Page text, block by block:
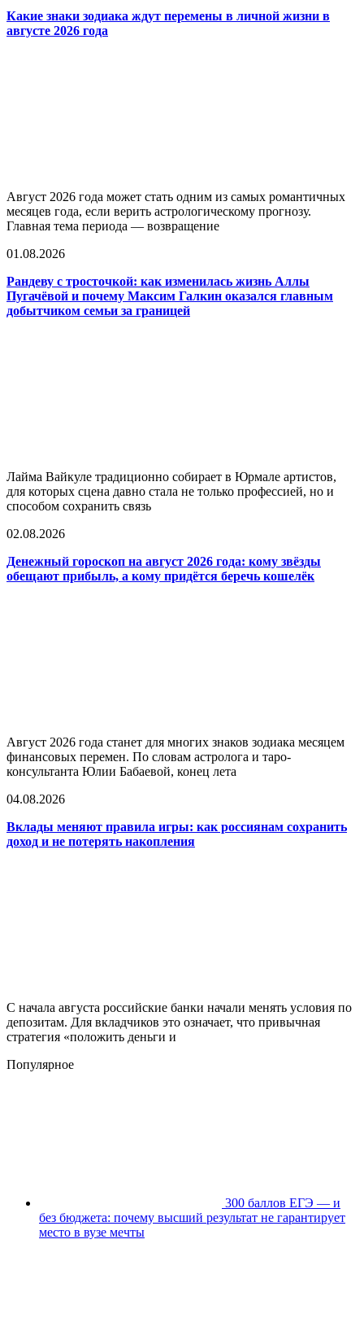
Какие знаки зодиака ждут перемены в личной жизни в
августе 2026 года
Август 2026 года может стать одним из самых романтичных
месяцев года, если верить астрологическому прогнозу.
Главная тема периода — возвращение
01.08.2026
Рандеву с тросточкой: как изменилась жизнь Аллы
Пугачёвой и почему Максим Галкин оказался главным
добытчиком семьи за границей
Лайма Вайкуле традиционно собирает в Юрмале артистов,
для которых сцена давно стала не только профессией, но и
способом сохранить связь
02.08.2026
Денежный гороскоп на август 2026 года: кому звёзды
обещают прибыль, а кому придётся беречь кошелёк
Август 2026 года станет для многих знаков зодиака месяцем
финансовых перемен. По словам астролога и таро-
консультанта Юлии Бабаевой, конец лета
04.08.2026
Вклады меняют правила игры: как россиянам сохранить
доход и не потерять накопления
С начала августа российские банки начали менять условия по
депозитам. Для вкладчиков это означает, что привычная
стратегия «положить деньги и
Популярное
300 баллов ЕГЭ — и
без бюджета: почему высший результат не гарантирует
место в вузе мечты